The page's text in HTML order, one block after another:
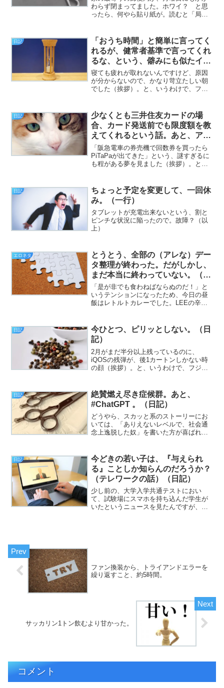
わらず閉まってました。ホワイ？ と思
ったら、何やら貼り紙が。読むと「局員
まさかこんな身近で、と、少し怖くなり
ました（挨拶）。と、いう...
日記
「おうち時間」と簡単に言ってく
れるが、健常者基準で言ってくれ
るな、という、僻みにも似たイチ
ャモンとか。あと、ラカント有
能。（日記）
寝ても疲れが取れないんですけど、原因
が分からないので、かなり苛立たしい朝
でした（挨拶）。と、いうわけで、フジ
は、後20錠（10日分）程残っています。
薬が切れたらどうな...
日記
少なくとも三井住友カードの場
合、カード発送前でも限度額を教
えてくれるという話。あと、アフ
ラックの罠。
「阪急電車の券売機で回数券を買ったら
PiTaPaが出てきた」という、謎すぎるに
も程がある夢を見ました（挨拶）。と、
当たり前の真理を噛みしめる金曜日、皆
様いかがお過ごしで...
日記
ちょっと予定を変更して、一回休
み。（一行）
タブレットが充電出来ないという、割と
ピンチな状況に陥ったので。故障？（以
上）
エロネタ
とうとう、全部の（アレな）デー
タ整理が終わった。だがしかし、
まだ本当に終わっていない。（エ
ロネタを含む日記）
「是が非でも食わねばならぬのだ！」と
いうテンションになったため、今日の昼
飯はレトルトカレーでした。LEEの辛さ
です。親がそりゃあもう長いことお世話
になっている、同い年...
日記
今ひとつ、ピリッとしない。（日
記）
2月がまだ半分以上残っているのに、
iQOSの残弾が、後1カートンしかない時
の顔（挨拶）。と、いうわけで、フジカ
もないことなのですが。やはり「パンチ
力」という点では、...
日記
絶賛燃え尽き症候群。あと、
#ChatGPT 。（日記）
どうやら、スカッと系のストーリーにお
いては、「ありえないレベルで、社会通
念上逸脱した奴」を書いた方が喜ばれる
て強制的に快楽を注入して、枯れるまで
搾精してくれる「静かな」...
日記
今どきの若い子は、『与えられ
る』ことしか知らんのだろうか？
（テレワークの話）（日記）
少し前の、大学入学共通テストにおい
て、試験場にスマホを持ち込んだ学生が
いたというニュースを見たんですが、動
ファン換装から、トライアンドエラーを
繰り返すこと、約5時間。
サッカリン1トン飲むより甘かった。
コメント